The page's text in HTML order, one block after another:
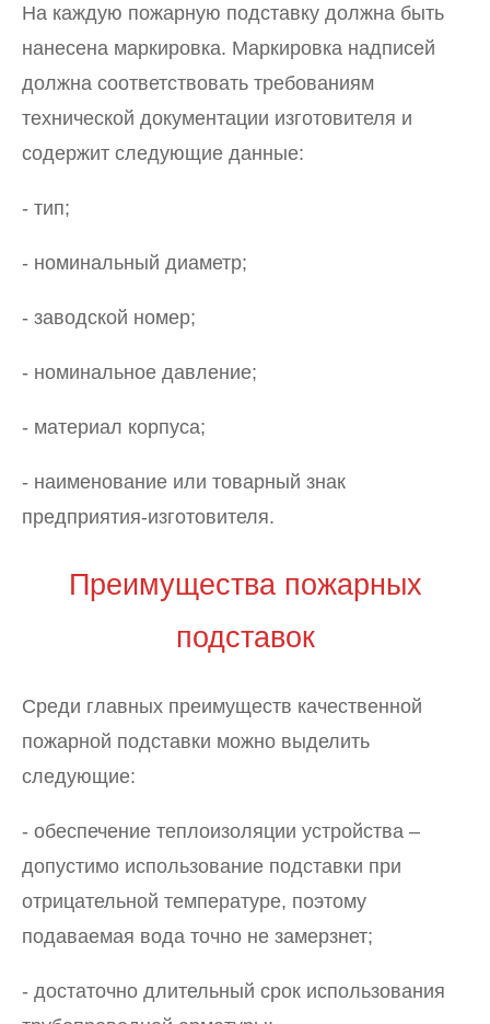
На каждую пожарную подставку должна быть
нанесена маркировка. Маркировка надписей
должна соответствовать требованиям
технической документации изготовителя и
содержит следующие данные:
- тип;
- номинальный диаметр;
- заводской номер;
- номинальное давление;
- материал корпуса;
- наименование или товарный знак
предприятия-изготовителя.
Преимущества пожарных
подставок
Среди главных преимуществ качественной
пожарной подставки можно выделить
следующие:
- обеспечение теплоизоляции устройства –
допустимо использование подставки при
отрицательной температуре, поэтому
подаваемая вода точно не замерзнет;
- достаточно длительный срок использования